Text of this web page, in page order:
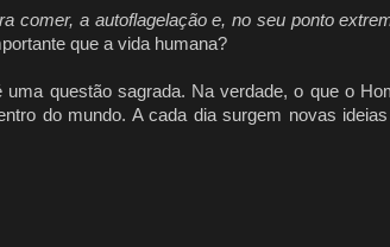
comer, a autoflagelação e, no seu ponto
que a vida humana?
questão sagrada. Na verdade, o que o
do mundo. A cada dia surgem novas